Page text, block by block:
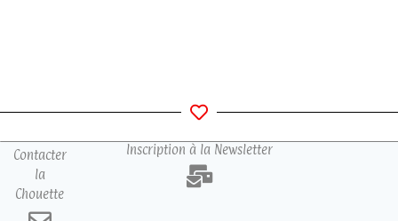
Contacter
la
Chouette
Inscription à la Newsletter